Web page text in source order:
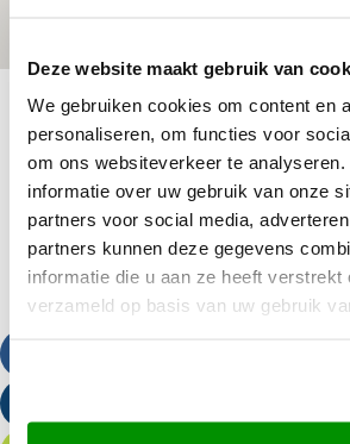
Deze website maakt gebruik van
We gebruiken cookies om content en
personaliseren, om functies voor
om ons websiteverkeer te analyseren.
informatie over uw gebruik van onze
partners voor social media,
partners kunnen deze gegevens
informatie die u aan ze heeft verstrekt
verzameld op basis van uw gebruik